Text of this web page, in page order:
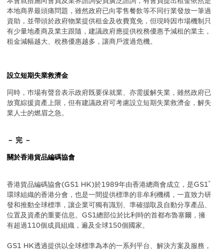
本地商界最頭痛問題，雖然政府已向零售餐飲等不同行業發放一筆過
資助，並帶頭於政府物業提供租金及收費寬免，但現時因巿場機制只
有少量地產商及業主跟隨，建議政府應提供稅務優惠予減租的業主，
租金減幅越大、稅務優惠越多，讓商戶渡過危機。
設立短期失業救濟金
同時，巿場有聲音表示政府既要保就業、亦需援解失業，雖然政府已
放寬綜援資產上限，但有建議政府可考慮設立短期失業救濟金，解失
業人士的燃眉之急。
－ 完 －
關於香港貨品編碼協會
香港貨品編碼協會(GS1 HK)於1989年由香港總商會成立，是GS1®
環球組織的香港分會，也是一間提供標準的非牟利機構，一直致力研
發和推動全球標準，讓企業可獨有識別、準確擷取及自動分享產品、
位置及資產的重要信息。GS1總部位於比利時的首都布魯塞爾，擁
有超過110個成員組織，遍及全球150個國家。
GS1 HK透過提供以全球標準為本的一系列平台、解決方案及服務，